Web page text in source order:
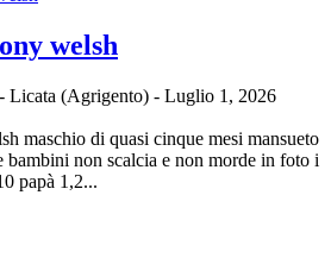
welsh
- Licata (Agrigento) - Luglio 1, 2026
maschio di quasi cinque mesi mansueto
bambini non scalcia e non morde in foto i
papà 1,2...